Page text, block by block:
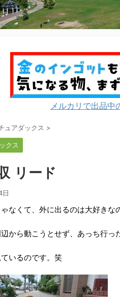
メルカリで出品中
ュアダックス >
クス
リード
日
なくて、外に出るのは大好きな
から動こうとせず、あっち行っ
いるのです。笑